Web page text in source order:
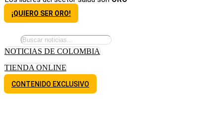
¡QUIERO SER ORO!
NOTICIAS DE COLOMBIA
TIENDA ONLINE
CONTENIDO EXCLUSIVO